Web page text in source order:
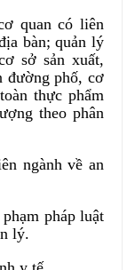
quan có liên
bàn; quản lý
sở sản xuất,
đường phố, cơ
thực phẩm
theo phân
ngành về an
pháp luật
lý.